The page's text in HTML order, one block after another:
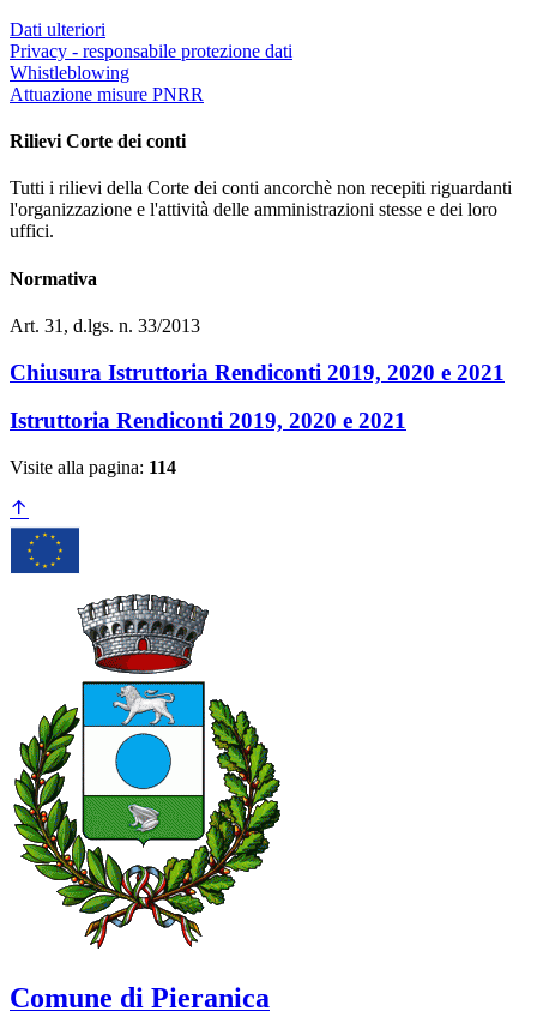
Dati ulteriori
Privacy - responsabile protezione dati
Whistleblowing
Attuazione misure PNRR
Rilievi Corte dei conti
Tutti i rilievi della Corte dei conti ancorchè non recepiti riguardanti
l'organizzazione e l'attività delle amministrazioni stesse e dei loro
uffici.
Normativa
Art. 31, d.lgs. n. 33/2013
Chiusura Istruttoria Rendiconti 2019, 2020 e 2021
Istruttoria Rendiconti 2019, 2020 e 2021
Visite alla pagina: 114
Comune di Pieranica